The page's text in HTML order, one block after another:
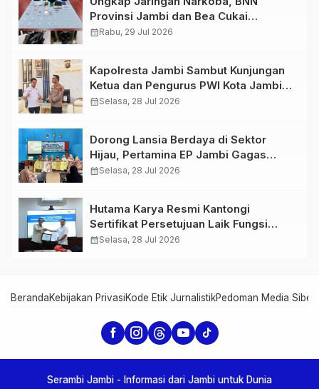
Provinsi Jambi dan Bea Cukai
Amankan Sembilan Pelaku beserta
calendar_monthRabu, 29 Jul 2026
Kapolresta Jambi Sambut Kunjungan
Ketua dan Pengurus PWI Kota Jambi
Perkuat Sinergi dan Kolaborasi
calendar_monthSelasa, 28 Jul 2026
Dorong Lansia Berdaya di Sektor
Hijau, Pertamina EP Jambi Gagas
Lansiapreneur Batik Eco-Print
calendar_monthSelasa, 28 Jul 2026
Hutama Karya Resmi Kantongi
Sertifikat Persetujuan Laik Fungsi
Struktur Jembatan Musi V Tol
calendar_monthSelasa, 28 Jul 2026
BerandaKebijakan PrivasiKode Etik JurnalistikPedoman Media Siber
Serambi Jambi - Informasi dari Jambi untuk Dunia